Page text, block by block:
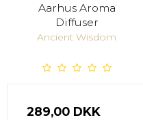
Aarhus Aroma
Diffuser
Ancient Wisdom
289,00 DKK